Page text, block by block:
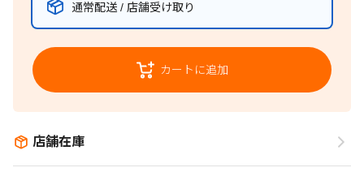
通常配送 / 店舗受け取り
カートに追加
店舗在庫